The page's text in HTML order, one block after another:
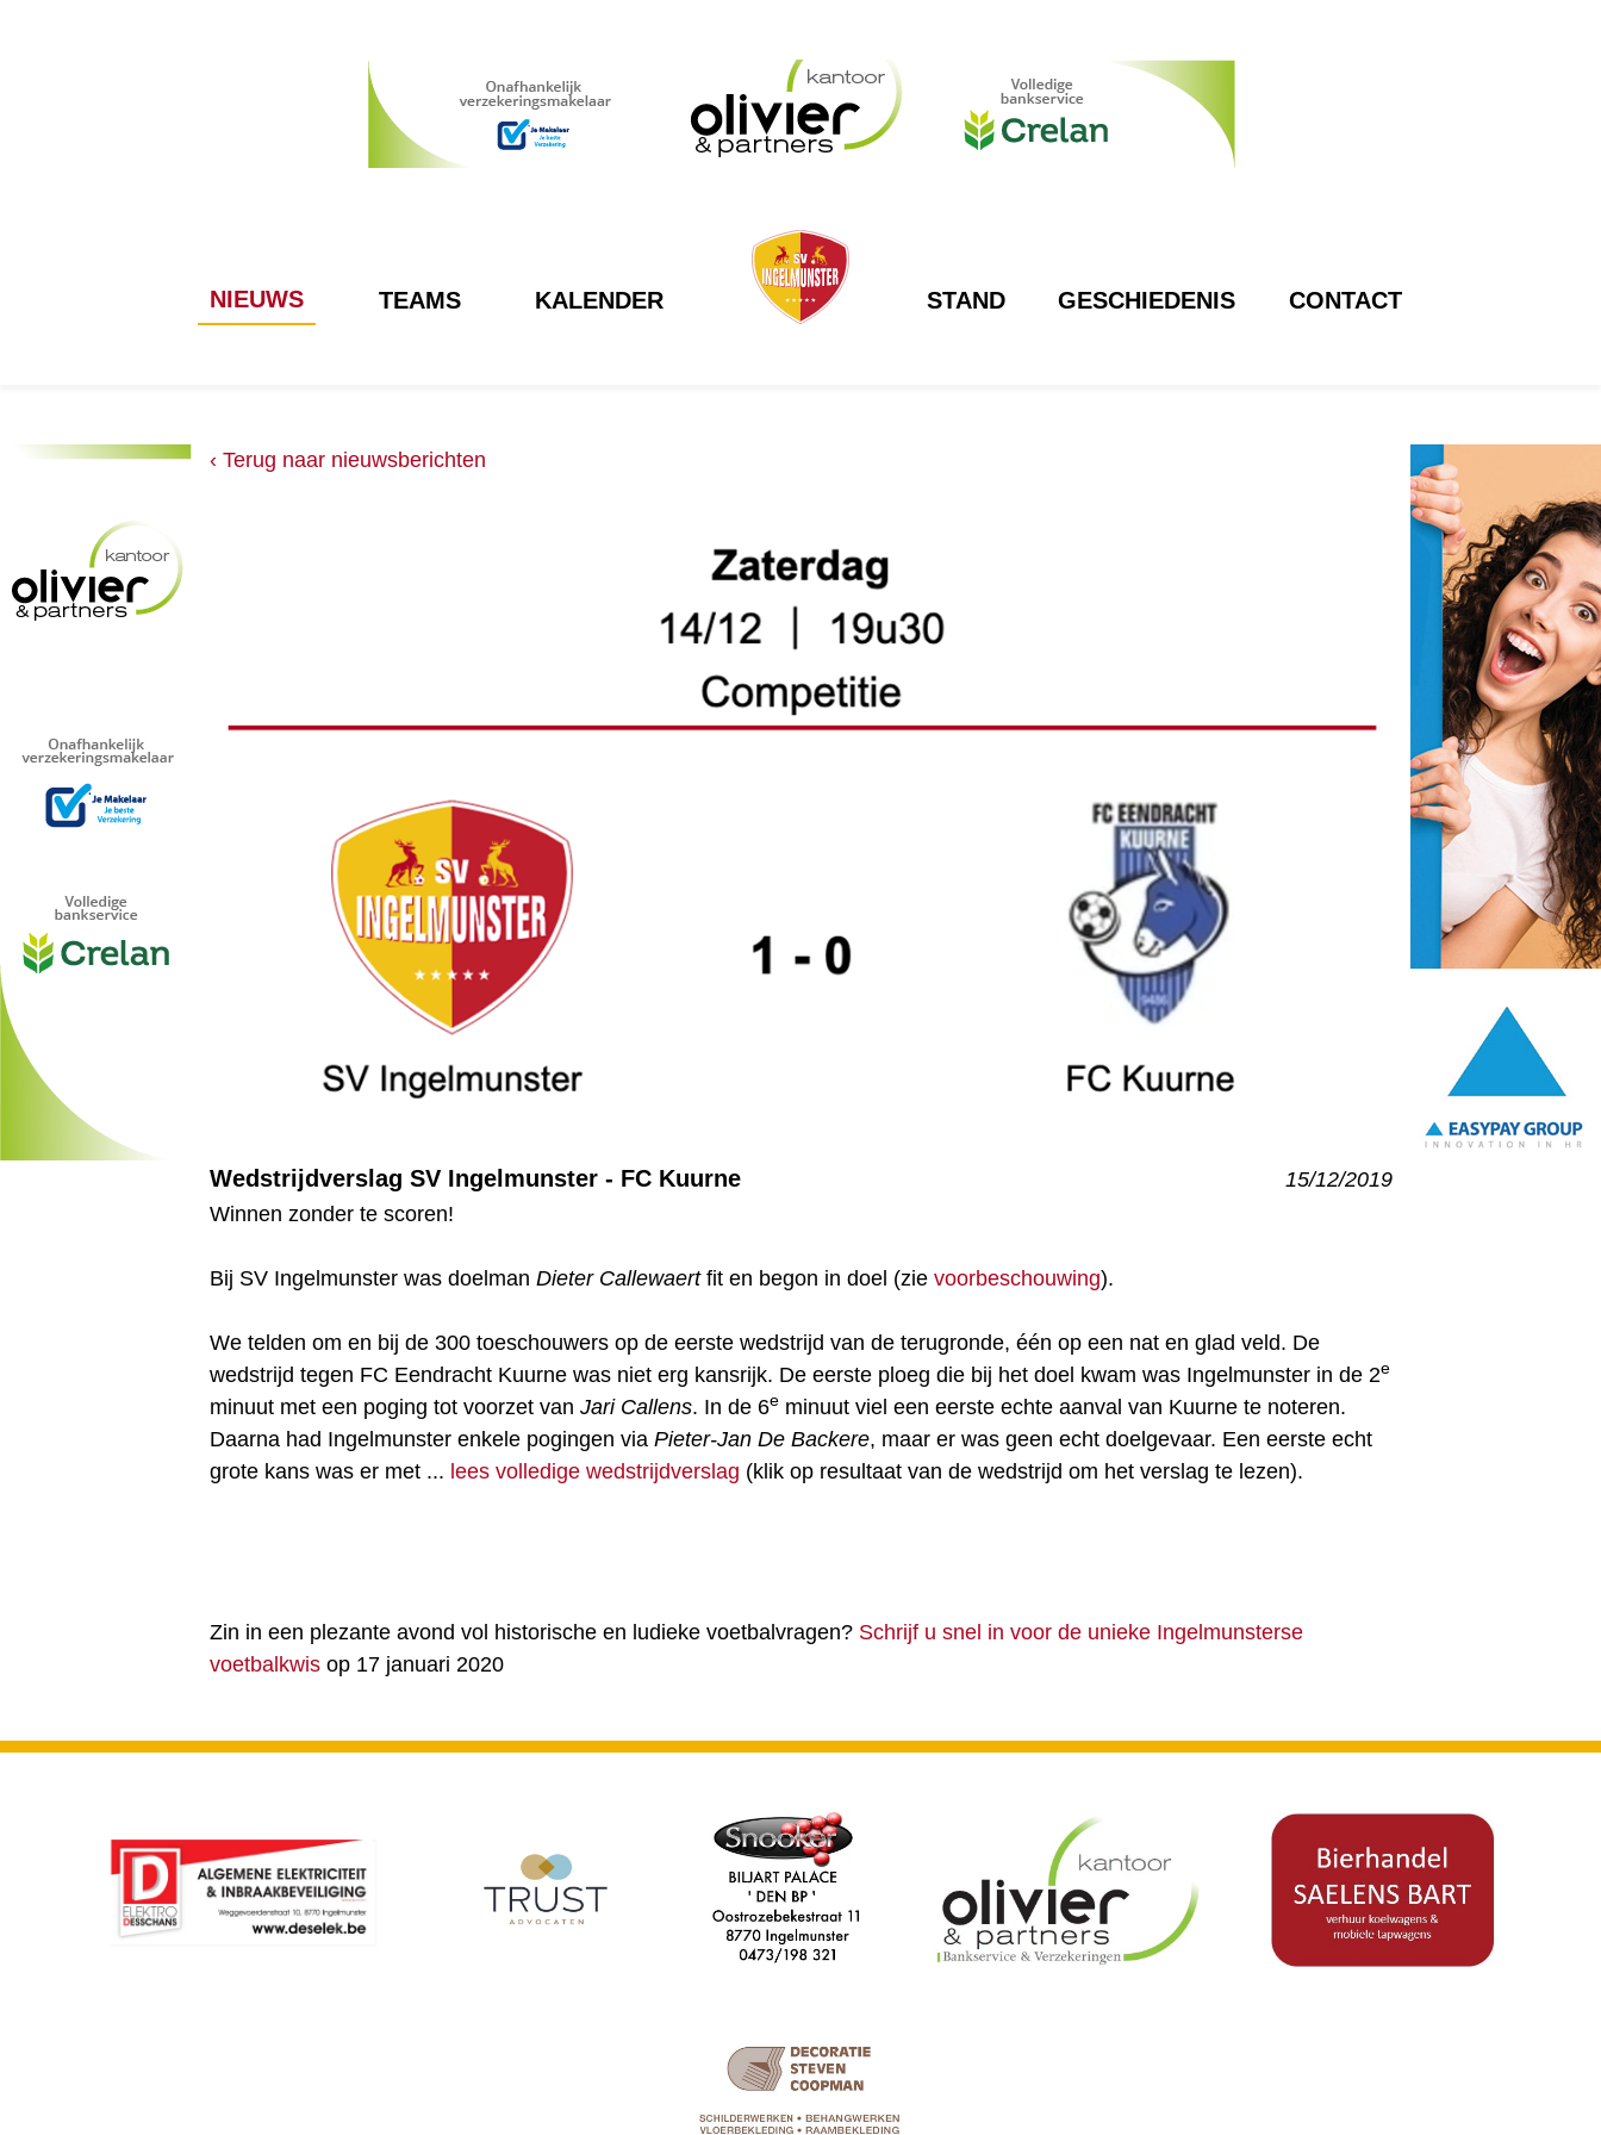
NIEUWS TEAMS KALENDER STAND GESCHIEDENIS CONTACT
‹ Terug naar nieuwsberichten
Wedstrijdverslag SV Ingelmunster - FC Kuurne
15/12/2019
Winnen zonder te scoren!
Bij SV Ingelmunster was doelman Dieter Callewaertfit en begon in doel (zie voorbeschouwing).
We telden om en bij de 300 toeschouwers op de eerste wedstrijd van de terugronde, één op een nat en glad veld. De
wedstrijd tegen FC Eendracht Kuurne was niet erg kansrijk. De eerste ploeg die bij het doel kwam was Ingelmunster in de 2e
minuut met een poging tot voorzet van Jari Callens. In de 6e minuut viel een eerste echte aanval van Kuurne te noteren.
Daarna had Ingelmunster enkele pogingen via Pieter-Jan De Backere, maar er was geen echt doelgevaar. Een eerste echt
grote kans was er met ... lees volledige wedstrijdverslag (klik op resultaat van de wedstrijd om het verslag te lezen).
Zin in een plezante avond vol historische en ludieke voetbalvragen? Schrijf u snel in voor de unieke Ingelmunsterse
voetbalkwis op 17 januari 2020